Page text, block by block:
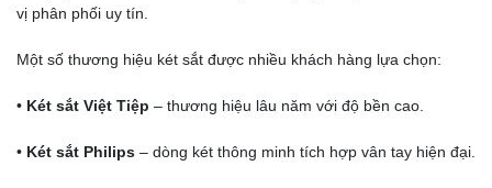
vị phân phối uy tín.
Một số thương hiệu két sắt được nhiều khách hàng lựa chọn:
• Két sắt Việt Tiệp – thương hiệu lâu năm với độ bền cao.
• Két sắt Philips – dòng két thông minh tích hợp vân tay hiện đại.